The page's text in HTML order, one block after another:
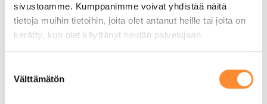
sivustoamme. Kumppanimme voivat yhdistää näitä
tietoja muihin tietoihin, joita olet antanut heille tai joita on
kerätty, kun olet käyttänyt heidän palvelujaan.
Välttämätön
5 elokuun, 2026